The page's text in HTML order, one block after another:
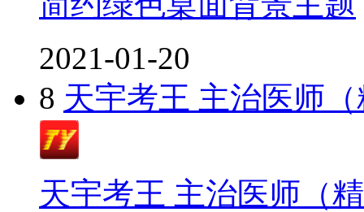
2021-01-20
8 天宇考王 主治医师
天宇考王 主治医师（